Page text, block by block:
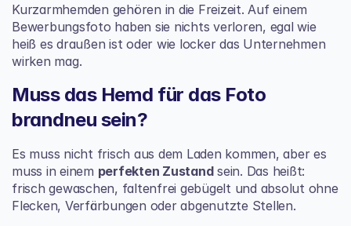
Kurzarmhemden gehören in die Freizeit. Auf einem
Bewerbungsfoto haben sie nichts verloren, egal wie
heiß es draußen ist oder wie locker das Unternehmen
wirken mag.
Muss das Hemd für das Foto
brandneu sein?
Es muss nicht frisch aus dem Laden kommen, aber es
muss in einem perfekten Zustand sein. Das heißt:
frisch gewaschen, faltenfrei gebügelt und absolut ohne
Flecken, Verfärbungen oder abgenutzte Stellen.